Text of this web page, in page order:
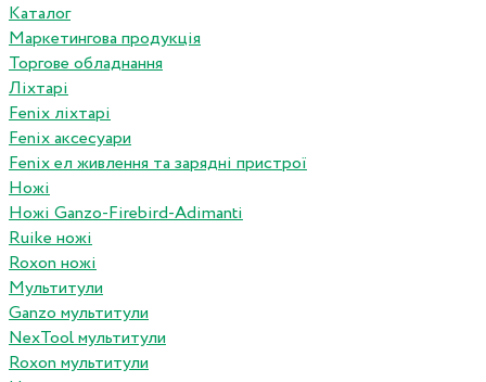
Каталог
Маркетингова продукція
Торгове обладнання
Ліхтарі
Fenix ліхтарі
Fenix аксесуари
Fenix ел живлення та зарядні пристрої
Ножі
Ножі Ganzo-Firebird-Adimanti
Ruike ножі
Roxon ножi
Мультитули
Ganzo мультитули
NexTool мультитули
Roxon мультитули